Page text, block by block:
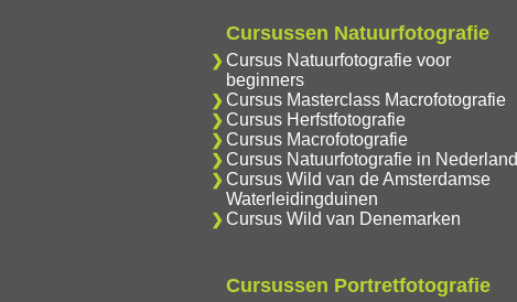
Cursussen Natuurfotografie
Cursus Natuurfotografie voor
beginners
Cursus Masterclass Macrofotografie
Cursus Herfstfotografie
Cursus Macrofotografie
Cursus Natuurfotografie in Nederland
Cursus Wild van de Amsterdamse
Waterleidingduinen
Cursus Wild van Denemarken
Cursussen Portretfotografie